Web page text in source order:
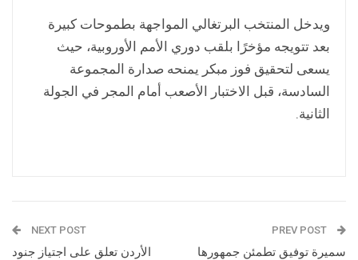
ويدخل المنتخب البرتغالي المواجهة بطموحات كبيرة
بعد تتويجه مؤخرًا بلقب دوري الأمم الأوروبية، حيث
يسعى لتحقيق فوز مبكر يمنحه صدارة المجموعة
السادسة، قبل الاختبار الأصعب أمام المجر في الجولة
الثانية.
سميرة توفيق تطمئن جمهورها
NEXT POST
الأردن تعلق على اجتياز جنود